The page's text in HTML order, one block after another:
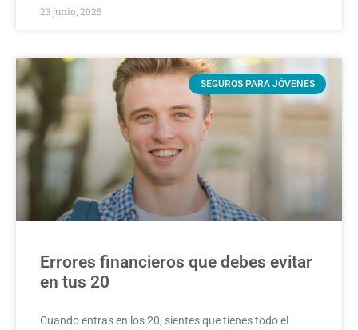
23 junio, 2025
SEGUROS PARA JÓVENES
Errores financieros que debes evitar
en tus 20
Cuando entras en los 20, sientes que tienes todo el